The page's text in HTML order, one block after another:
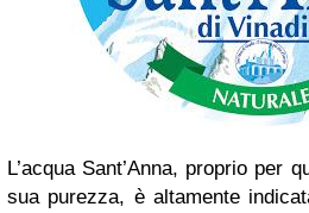
L’acqua Sant’Anna, proprio per
sua purezza, è altamente